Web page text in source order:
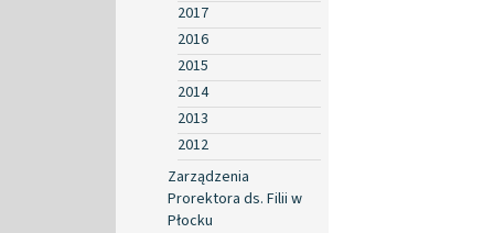
2017
2016
2015
2014
2013
2012
Zarządzenia
Prorektora ds. Filii w
Płocku